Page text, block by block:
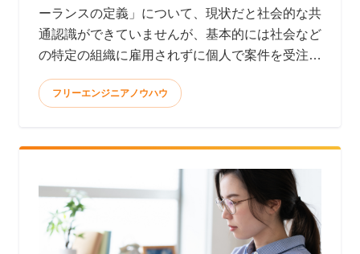
ーランスの定義」について、現状だと社会的な共
通認識ができていませんが、基本的には社会など
の特定の組織に雇用されずに個人で案件を受注し
フリーエンジニアノウハウ